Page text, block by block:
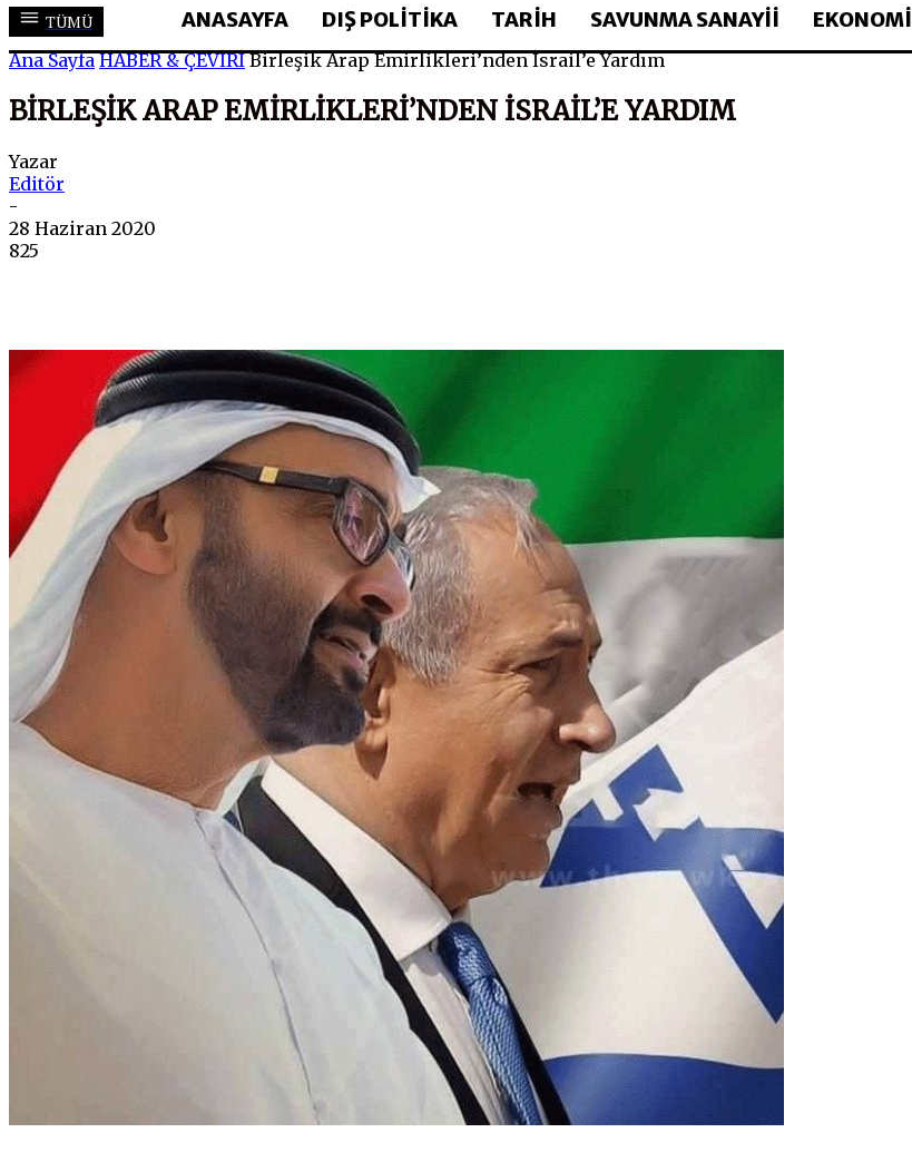
TÜMÜ ANASAYFA DIŞ POLİTİKA TARİH SAVUNMA SANAYİİ EKONOMİ
Ana Sayfa HABER & ÇEVİRİ Birleşik Arap Emirlikleri’nden İsrail’e Yardım
BIRLEŞIK ARAP EMIRLIKLERI’NDEN İSRAIL’E YARDIM
Yazar
Editör
-
28 Haziran 2020
825